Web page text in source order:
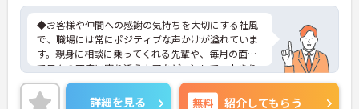
◆お客様や仲間への感謝の気持ちを大切にする社風
で、職場には常にポジティブな声かけが溢れていま
す。親身に相談に乗ってくれる先輩や、毎月の面談
で日々の不安に寄り添う上司など、決して一人きり
にさせないフォロー体制が万全。心理的安全性が高
く、中途入社でも自然と馴染める職場です。
詳細を見る 無料 紹介してもらう